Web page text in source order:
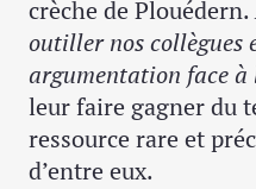
crèche de Plouédern.
outiller nos collègues
argumentation face à
leur faire gagner du
ressource rare et
d’entre eux.